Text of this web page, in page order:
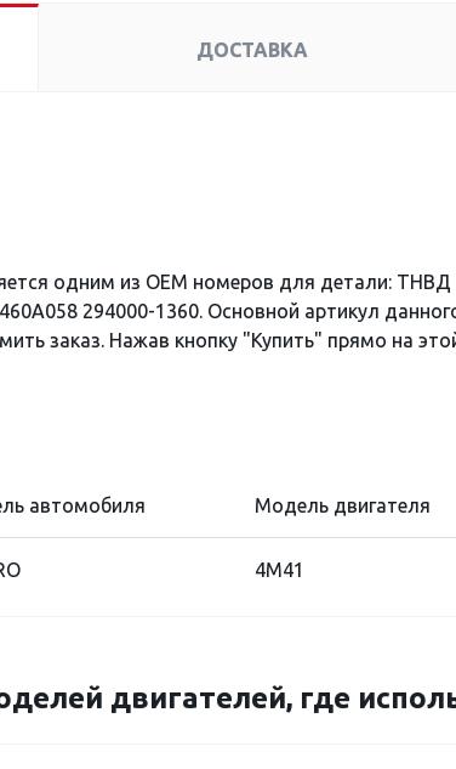
ДОСТАВКА
одним из OEM номеров для детали: ТНВД
294000-1360. Основной артикул
заказ. Нажав кнопку "Купить" прямо на
автомобиля Модель двигателя
4M41
двигателей, где